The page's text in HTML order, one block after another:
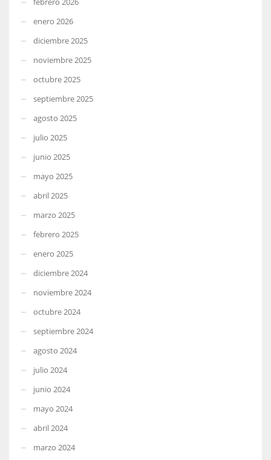
enero 2026
diciembre 2025
noviembre 2025
octubre 2025
septiembre 2025
agosto 2025
julio 2025
junio 2025
mayo 2025
abril 2025
marzo 2025
febrero 2025
enero 2025
diciembre 2024
noviembre 2024
octubre 2024
septiembre 2024
agosto 2024
julio 2024
junio 2024
mayo 2024
abril 2024
marzo 2024